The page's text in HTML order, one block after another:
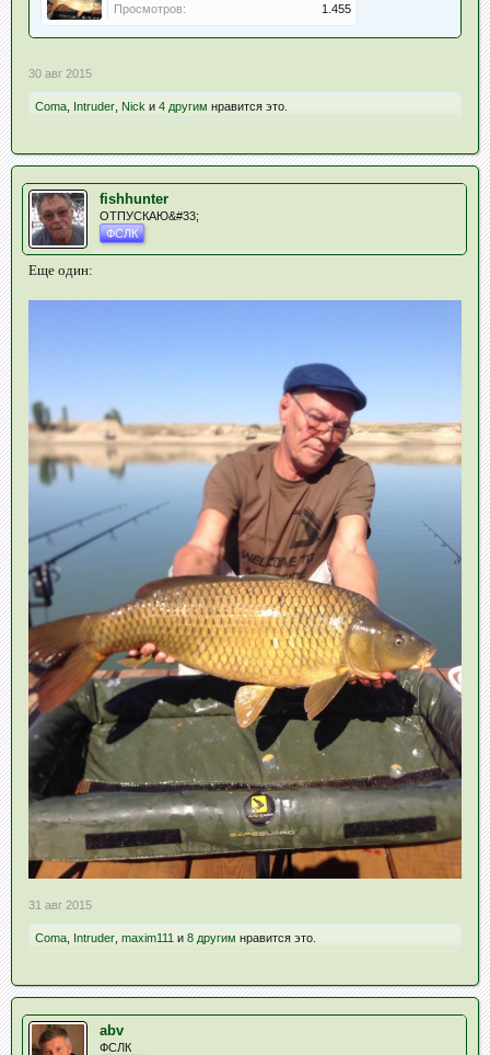
Просмотров:
1.455
30 авг 2015
Coma Intruder Nick и 4 другим нравится это.
fishhunter
ОТПУСКАЮ&#33;
ФСЛК
Еще один:
31 авг 2015
Coma Intruder maxim111 и 8 другим нравится это.
abv
ФСЛК